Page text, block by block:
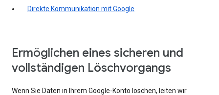
Direkte Kommunikation mit Google
Ermöglichen eines sicheren und
vollständigen Löschvorgangs
Wenn Sie Daten in Ihrem Google-Konto löschen, leiten wir